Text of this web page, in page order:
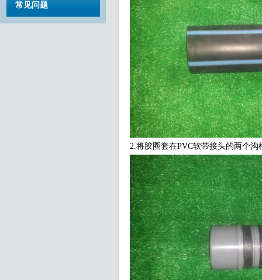
常见问题
2.将胶圈套在PVC软带接头的两个沟